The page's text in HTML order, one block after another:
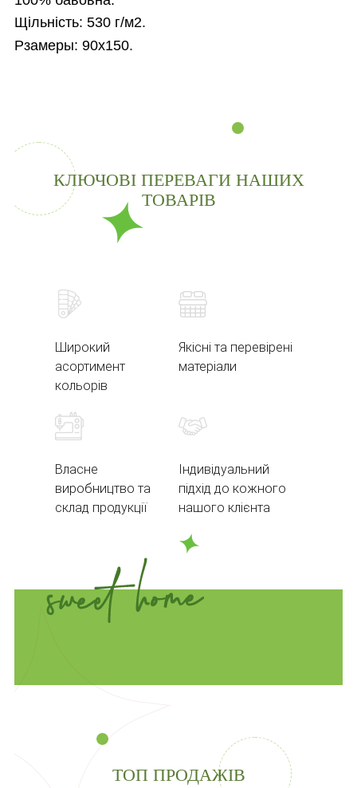
Щільність: 530 г/м2.
Рзамеры: 90х150.
КЛЮЧОВІ ПЕРЕВАГИ НАШИХ
ТОВАРІВ
Широкий
асортимент
кольорів
Якісні та перевірені
матеріали
Власне
виробництво та
склад продукції
Індивідуальний
підхід до кожного
нашого клієнта
ТОП ПРОДАЖІВ